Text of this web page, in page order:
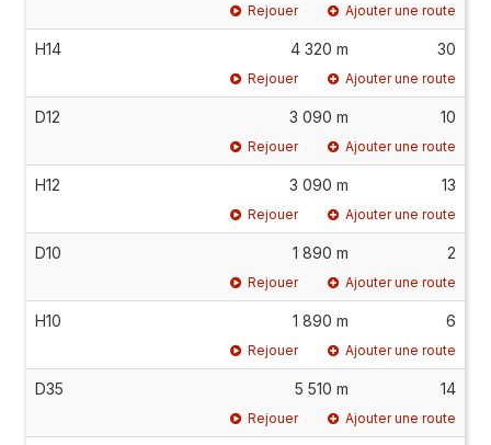
Rejouer Ajouter une route
H14 4 320 m 30
Rejouer Ajouter une route
D12 3 090 m 10
Rejouer Ajouter une route
H12 3 090 m 13
Rejouer Ajouter une route
D10 1 890 m 2
Rejouer Ajouter une route
H10 1 890 m 6
Rejouer Ajouter une route
D35 5 510 m 14
Rejouer Ajouter une route